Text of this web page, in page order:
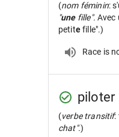
(nom féminin:
"unefille". Avec
petitefille".)
Race is
piloter
(verbe transitif:
chat".)